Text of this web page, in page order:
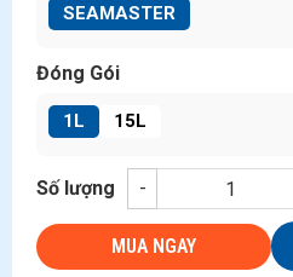
SEAMASTER
Đóng Gói
1L 15L
Số lượng -
MUA NGAY